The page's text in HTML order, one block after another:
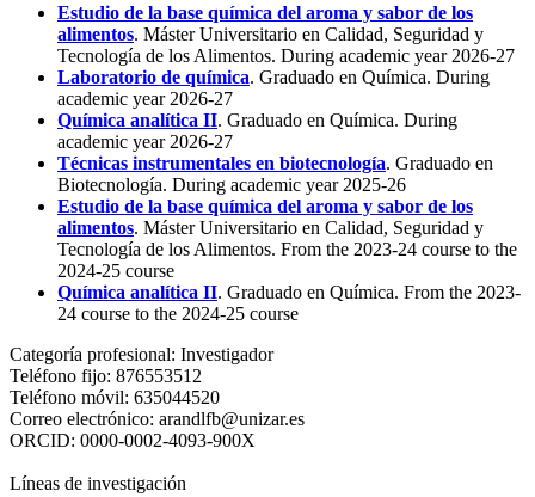
Estudio de la base química del aroma y sabor de los
alimentos. Máster Universitario en Calidad, Seguridad y
Tecnología de los Alimentos. During academic year 2026-27
Laboratorio de química. Graduado en Química. During
academic year 2026-27
Química analítica II. Graduado en Química. During
academic year 2026-27
Técnicas instrumentales en biotecnología. Graduado en
Biotecnología. During academic year 2025-26
Estudio de la base química del aroma y sabor de los
alimentos. Máster Universitario en Calidad, Seguridad y
Tecnología de los Alimentos. From the 2023-24 course to the
2024-25 course
Química analítica II. Graduado en Química. From the 2023-
24 course to the 2024-25 course
Categoría profesional: Investigador
Teléfono fijo: 876553512
Teléfono móvil: 635044520
Correo electrónico: arandlfb@unizar.es
ORCID: 0000-0002-4093-900X
Líneas de investigación